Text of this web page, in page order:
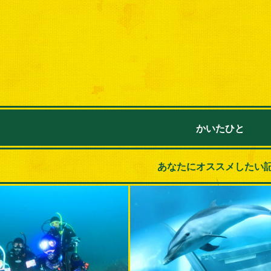
かいたひと
あなたにオススメしたい